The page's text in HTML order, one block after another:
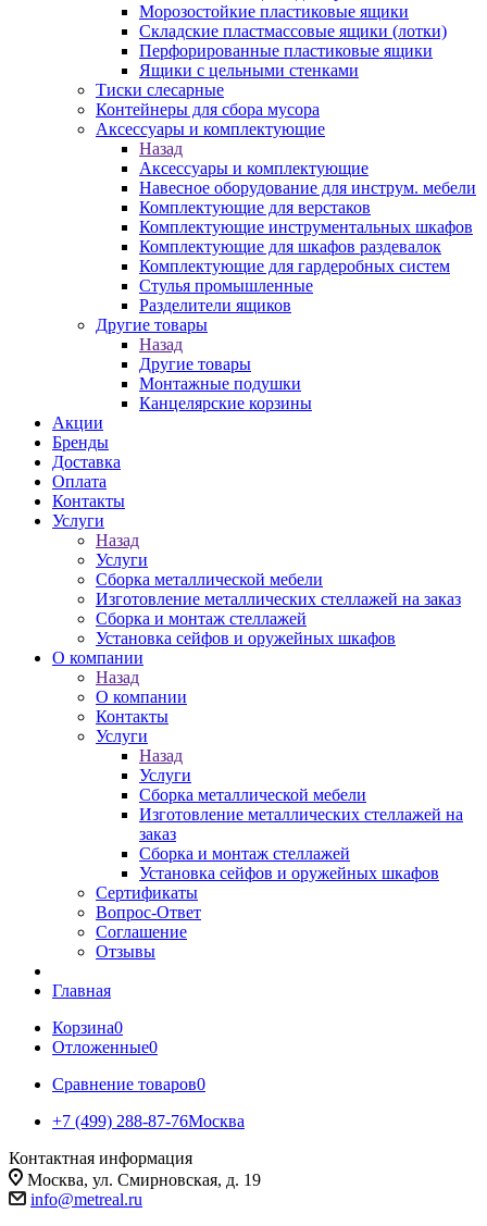
Морозостойкие пластиковые ящики
Складские пластмассовые ящики (лотки)
Перфорированные пластиковые ящики
Ящики с цельными стенками
Тиски слесарные
Контейнеры для сбора мусора
Аксессуары и комплектующие
Назад
Аксессуары и комплектующие
Навесное оборудование для инструм. мебели
Комплектующие для верстаков
Комплектующие инструментальных шкафов
Комплектующие для шкафов раздевалок
Комплектующие для гардеробных систем
Стулья промышленные
Разделители ящиков
Другие товары
Назад
Другие товары
Монтажные подушки
Канцелярские корзины
Акции
Бренды
Доставка
Оплата
Контакты
Услуги
Назад
Услуги
Сборка металлической мебели
Изготовление металлических стеллажей на заказ
Сборка и монтаж стеллажей
Установка сейфов и оружейных шкафов
О компании
Назад
О компании
Контакты
Услуги
Назад
Услуги
Сборка металлической мебели
Изготовление металлических стеллажей на
заказ
Сборка и монтаж стеллажей
Установка сейфов и оружейных шкафов
Сертификаты
Вопрос-Ответ
Соглашение
Отзывы
Главная
Корзина0
Отложенные0
Сравнение товаров0
+7 (499) 288-87-76Москва
Контактная информация
Москва, ул. Смирновская, д. 19
info@metreal.ru